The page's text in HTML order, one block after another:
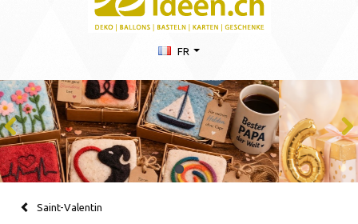
FR
Saint-Valentin